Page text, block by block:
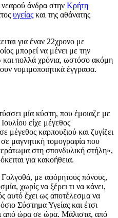
νεαρού άνδρα στην Κρήτη
υγείας και της αθάνατης
για έναν 22χρονο με
μπορεί να μένει με την
και πολλά χρόνια, ωστόσο ακόμη
νομιμοποιητικά έγγραφα.
μία κύστη, που έμοιαζε με
είχε μέγεθος
μέγεθος καρπουζιού και ζυγίζει
μαγνητική τομογραφία που
στη σπονδυλική στήλη»,
για κακοήθεια.
Γολγοθά, με αφόρητους πόνους,
χωρίς να ξέρει τι να κάνει,
αυτό έχει ως αποτέλεσμα να
Σύστημα Υγείας και έτσι
από ώρα σε ώρα. Μάλιστα, από